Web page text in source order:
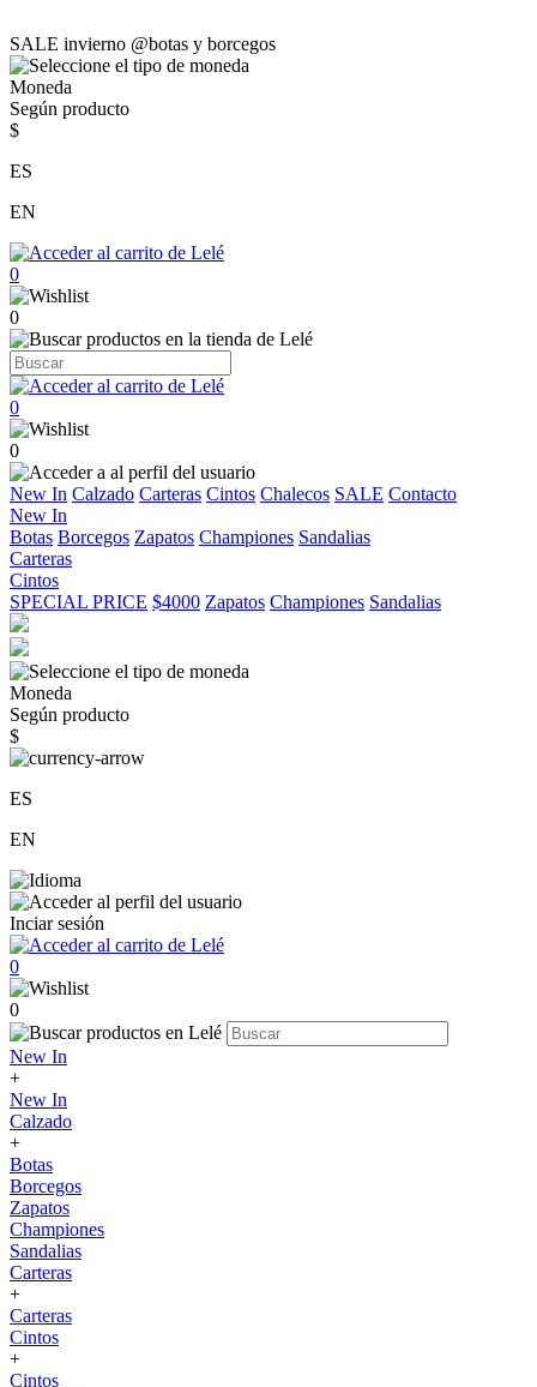
SALE invierno @botas y borcegos
Moneda
Según producto
$
ES
EN
0
0
0
0
New In Calzado Carteras Cintos Chalecos SALE Contacto
New In
Botas Borcegos Zapatos Championes Sandalias
Carteras
Cintos
SPECIAL PRICE $4000 Zapatos Championes Sandalias
Moneda
Según producto
$
ES
EN
Inciar sesión
0
0
New In
+
New In
Calzado
+
Botas
Borcegos
Zapatos
Championes
Sandalias
Carteras
+
Carteras
Cintos
+
Cintos